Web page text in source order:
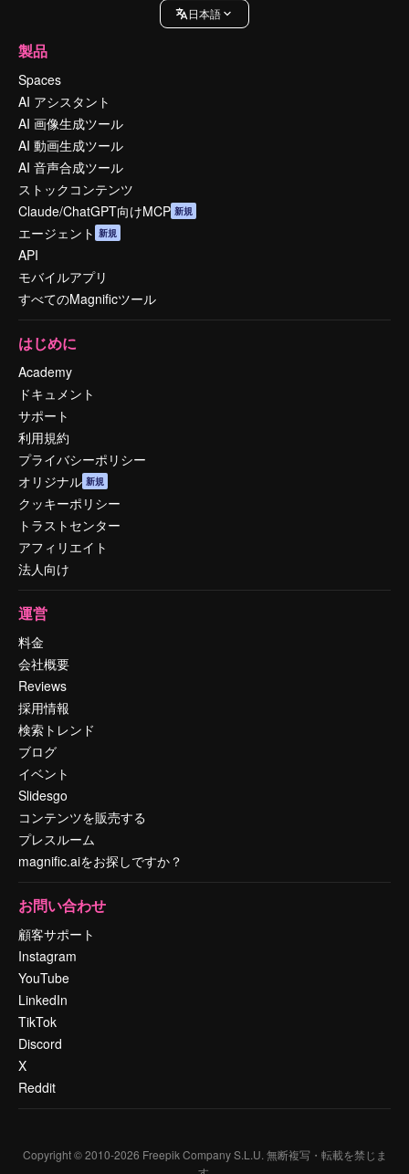
日本語
製品
Spaces
AI アシスタント
AI 画像生成ツール
AI 動画生成ツール
AI 音声合成ツール
ストックコンテンツ
Claude/ChatGPT向けMCP 新規
エージェント 新規
API
モバイルアプリ
すべてのMagnificツール
はじめに
Academy
ドキュメント
サポート
利用規約
プライバシーポリシー
オリジナル 新規
クッキーポリシー
トラストセンター
アフィリエイト
法人向け
運営
料金
会社概要
Reviews
採用情報
検索トレンド
ブログ
イベント
Slidesgo
コンテンツを販売する
プレスルーム
magnific.aiをお探しですか？
お問い合わせ
顧客サポート
Instagram
YouTube
LinkedIn
TikTok
Discord
X
Reddit
Copyright © 2010-2026 Freepik Company S.L.U. 無断複写・転載を禁じま